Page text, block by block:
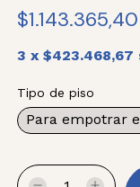
$1.143.365,40
3 x $423.468,67
Tipo de piso
Para empotrar